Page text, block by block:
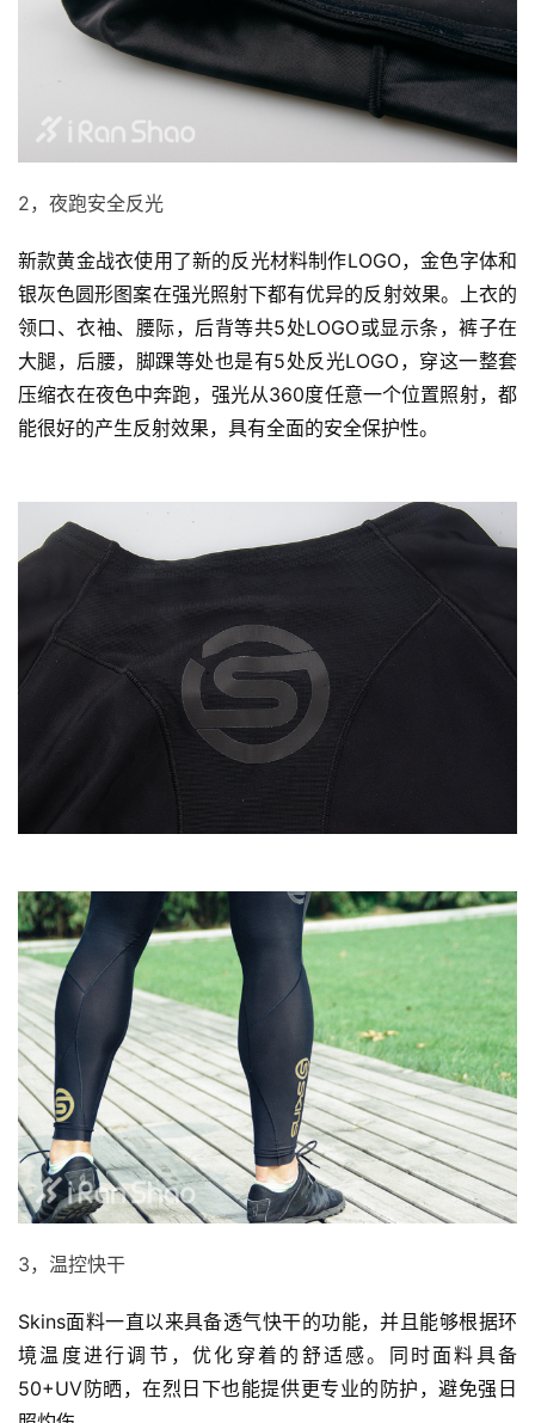
比
赛
观
察
装
训
练
2，夜跑安全反光
新款黄金战衣使用了新的反光材料制作LOGO，金色字体和
银灰色圆形图案在强光照射下都有优异的反射效果。上衣的
领口、衣袖、腰际，后背等共5处LOGO或显示条，裤子在
大腿，后腰，脚踝等处也是有5处反光LOGO，穿这一整套
压缩衣在夜色中奔跑，强光从360度任意一个位置照射，都
能很好的产生反射效果，具有全面的安全保护性。
3，温控快干
Skins面料一直以来具备透气快干的功能，并且能够根据环
境温度进行调节，优化穿着的舒适感。同时面料具备
50+UV防晒，在烈日下也能提供更专业的防护，避免强日